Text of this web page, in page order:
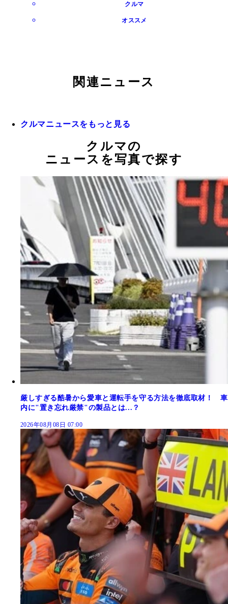
クルマ
オススメ
関連ニュース
クルマニュースをもっと見る
クルマの
ニュースを写真で探す
厳しすぎる酷暑から愛車と運転手を守る方法を徹底取材！ 車
内に"置き忘れ厳禁"の製品とは...？
2026年08月08日 07:00